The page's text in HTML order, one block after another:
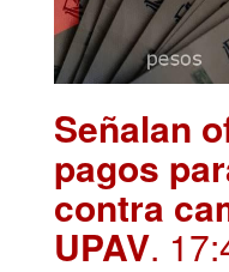
Señalan
pagos
contra
UPAV.